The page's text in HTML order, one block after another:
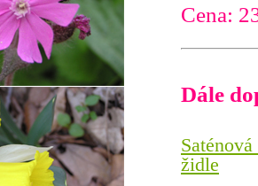
Cena:
Dále
židle